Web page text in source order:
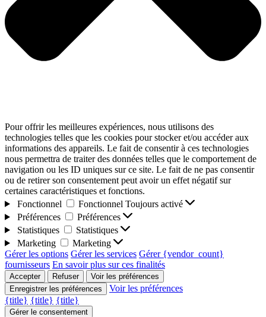
Pour offrir les meilleures expériences, nous utilisons des
technologies telles que les cookies pour stocker et/ou accéder aux
informations des appareils. Le fait de consentir à ces technologies
nous permettra de traiter des données telles que le comportement de
navigation ou les ID uniques sur ce site. Le fait de ne pas consentir
ou de retirer son consentement peut avoir un effet négatif sur
certaines caractéristiques et fonctions.
Fonctionnel
Fonctionnel Toujours activé
Préférences
Préférences
Statistiques
Statistiques
Marketing
Marketing
Gérer les options Gérer les services Gérer {vendor_count}
fournisseurs En savoir plus sur ces finalités
Accepter Refuser
Voir les préférences
Enregistrer les préférences
Voir les préférences
{title} {title} {title}
Gérer le consentement